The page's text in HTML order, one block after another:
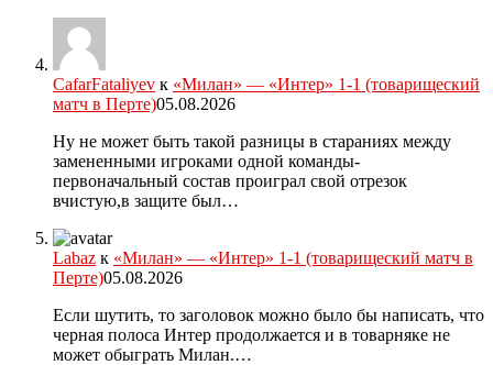
CafarFataliyev к «Милан» — «Интер» 1-1 (товарищеский
матч в Перте)05.08.2026
Ну не может быть такой разницы в стараниях между
замененными игроками одной команды-
первоначальный состав проиграл свой отрезок
вчистую,в защите был…
Labaz к «Милан» — «Интер» 1-1 (товарищеский матч в
Перте)05.08.2026
Если шутить, то заголовок можно было бы написать, что
черная полоса Интер продолжается и в товарняке не
может обыграть Милан.…